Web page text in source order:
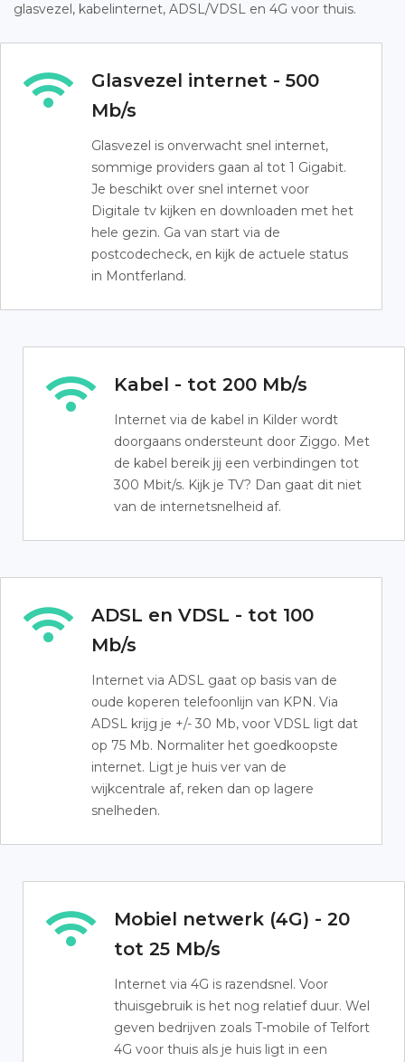
glasvezel, kabelinternet, ADSL/VDSL en 4G voor thuis.
Glasvezel internet - 500
Mb/s
Glasvezel is onverwacht snel internet,
sommige providers gaan al tot 1 Gigabit.
Je beschikt over snel internet voor
Digitale tv kijken en downloaden met het
hele gezin. Ga van start via de
postcodecheck, en kijk de actuele status
in Montferland.
Kabel - tot 200 Mb/s
Internet via de kabel in Kilder wordt
doorgaans ondersteunt door Ziggo. Met
de kabel bereik jij een verbindingen tot
300 Mbit/s. Kijk je TV? Dan gaat dit niet
van de internetsnelheid af.
ADSL en VDSL - tot 100
Mb/s
Internet via ADSL gaat op basis van de
oude koperen telefoonlijn van KPN. Via
ADSL krijg je +/- 30 Mb, voor VDSL ligt dat
op 75 Mb. Normaliter het goedkoopste
internet. Ligt je huis ver van de
wijkcentrale af, reken dan op lagere
snelheden.
Mobiel netwerk (4G) - 20
tot 25 Mb/s
Internet via 4G is razendsnel. Voor
thuisgebruik is het nog relatief duur. Wel
geven bedrijven zoals T-mobile of Telfort
4G voor thuis als je huis ligt in een